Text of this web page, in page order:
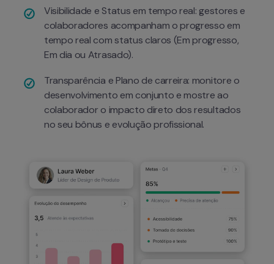
Visibilidade e Status em tempo real: gestores e
colaboradores acompanham o progresso em
tempo real com status claros (Em progresso,
Em dia ou Atrasado).
Transparência e Plano de carreira: monitore o
desenvolvimento em conjunto e mostre ao
colaborador o impacto direto dos resultados
no seu bônus e evolução profissional.